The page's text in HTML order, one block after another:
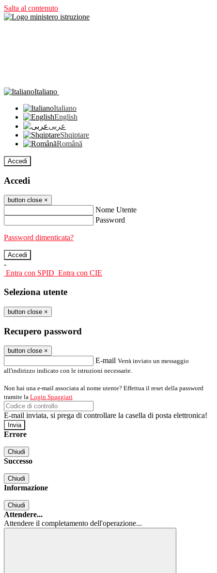
Salta al contenuto
Italiano
Italiano
English
عربى
Shqiptare
Română
Accedi
Accedi
button close ×
Nome Utente
Password
Password dimenticata?
-
Entra con SPID Entra con CIE
Seleziona utente
button close ×
Recupero password
button close ×
E-mail Verrà inviato un messaggio
all'indirizzo indicato con le istruzioni necessarie.
Non hai una e-mail associata al nome utente? Effettua il reset della password
tramite la Login Spaggiari
E-mail inviata, si prega di controllare la casella di posta elettronica!
Errore
Chiudi
Successo
Chiudi
Informazione
Chiudi
Attendere...
Attendere il completamento dell'operazione...